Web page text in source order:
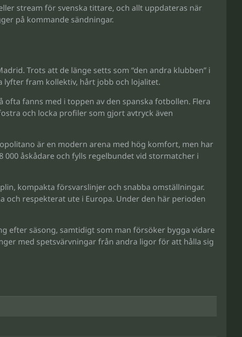
stream för svenska tittare, och allt uppdateras när
på kommande sändningar.
Trots att de länge setts som “den andra klubben” i
fram kollektiv, hårt jobb och lojalitet.
fanns med i toppen av den spanska fotbollen. Flera
och locka profiler som gjort avtryck även
är en modern arena med hög komfort, men har
åskådare och fylls regelbundet vid stormatcher i
kompakta försvarslinjer och snabba omställningar.
respekterat ute i Europa. Under den här perioden
efter säsong, samtidigt som man försöker bygga vidare
med spetsvärvningar från andra ligor för att hålla sig